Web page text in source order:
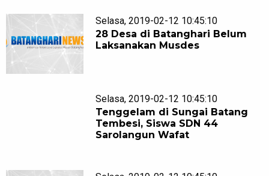
Selasa, 2019-02-12 10:45:10
28 Desa di Batanghari Belum
Laksanakan Musdes
Selasa, 2019-02-12 10:45:10
Tenggelam di Sungai Batang
Tembesi, Siswa SDN 44
Sarolangun Wafat